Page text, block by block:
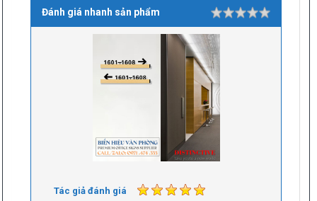
Đánh giá nhanh sản phẩm Rating
Tác giả đánh giá